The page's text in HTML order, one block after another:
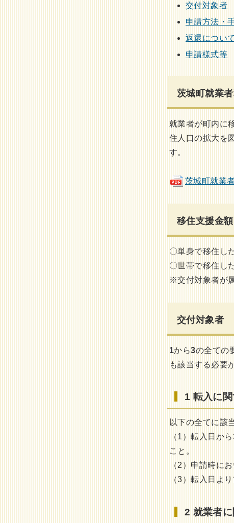
交付対象者
申請方法・
返還について
申請様式等
茨城町就業
就業者が町内に
住人口の拡大を
す。
茨城町就業
移住支援金額
〇単身で移住し
〇世帯で移住し
※交付対象者が
交付対象者
1から3の全ての
も該当する必要
1 転入に
以下の全てに該
（1）転入日か
こと。
（2）申請時に
（3）転入日よ
2 就業者